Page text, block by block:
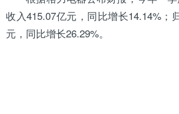
收入415.07亿元，同比增长14.14%；
元，同比增长26.29%。